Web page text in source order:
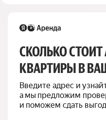
СКОЛЬКО
КВАРТИРЫ В
Введите адрес и
а мы предложим
и поможем сдать